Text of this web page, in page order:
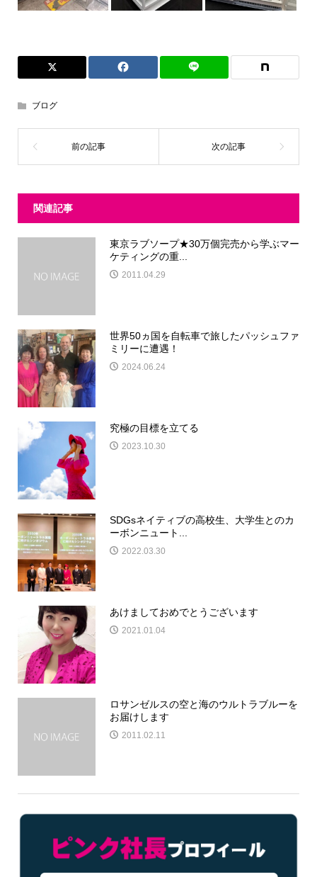
ブログ
関連記事
東京ラブソープ★30万個完売から学ぶマー
ケティングの重...
2011.04.29
世界50ヵ国を自転車で旅したパッシュファ
ミリーに遭遇！
2024.06.24
究極の目標を立てる
2023.10.30
SDGsネイティブの高校生、大学生とのカ
ーボンニュート...
2022.03.30
あけましておめでとうございます
2021.01.04
ロサンゼルスの空と海のウルトラブルーを
お届けします
2011.02.11